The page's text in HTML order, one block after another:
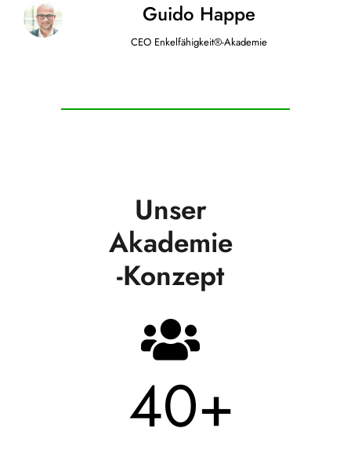
Guido Happe
CEO Enkelfähigkeit®-Akademie
Unser
Akademie
-Konzept
40+